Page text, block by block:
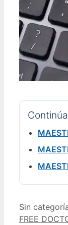
Categorías
Sin
FREE